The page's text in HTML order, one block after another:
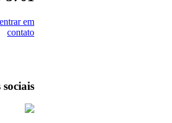
em
contato
sociais